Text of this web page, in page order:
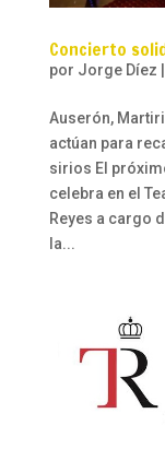
Concierto
por Jorge Díez
Auserón,
actúan para
sirios El
celebra en el
Reyes a cargo
la...